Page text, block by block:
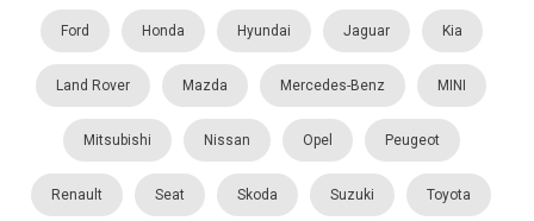
Ford Honda Hyundai Jaguar Kia
Land Rover Mazda Mercedes-Benz MINI
Mitsubishi Nissan Opel Peugeot
Renault Seat Skoda Suzuki Toyota